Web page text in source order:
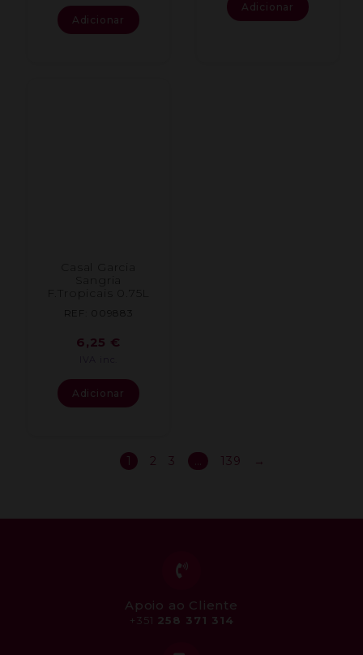
Adicionar
Adicionar
Casal Garcia
Sangria
F.Tropicais 0.75L
REF: 009883
6,25 €
Adicionar
1 2 3 139 →
Apoio ao Cliente
+351 258 371 314